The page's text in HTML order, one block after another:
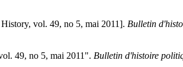
vol. 49, no 5, mai 2011]. Bulletin
49, no 5, mai 2011". Bulletin d'histoire